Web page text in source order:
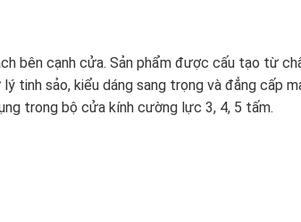
bên cạnh cửa. Sản phẩm được cấu tạo từ
tinh sảo, kiểu dáng sang trọng và đẳng cấp
trong bộ cửa kính cường lực 3, 4, 5 tấm.